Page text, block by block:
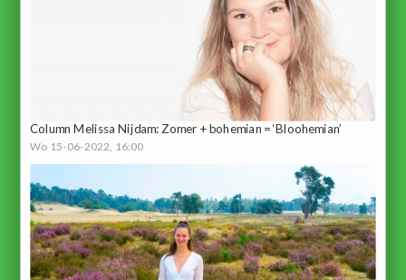
Column Melissa Nijdam: Zomer + bohemian = ‘Bloohemian’
Wo 15-06-2022, 16:00